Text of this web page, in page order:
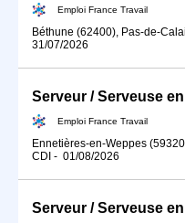
Emploi France Travail
Béthune (62400), Pas-de-
31/07/2026
Serveur / Serveuse
Emploi France Travail
Ennetières-en-Weppes
CDI - 01/08/2026
Serveur / Serveuse